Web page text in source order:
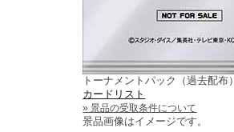
トーナメントパック（過去配布）
カードリスト
景品の受取条件について
景品画像はイメージです。